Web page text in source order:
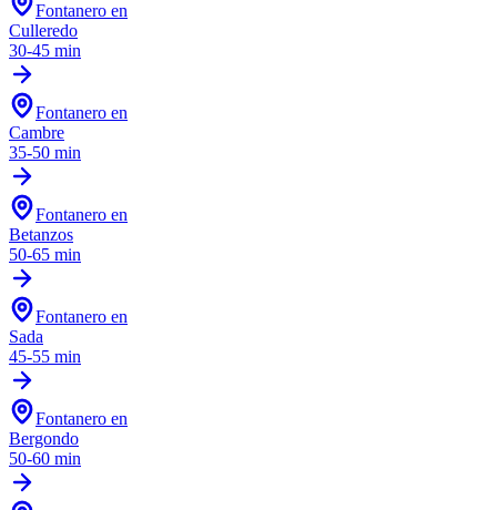
Fontanero en
Culleredo
30-45 min
Fontanero en
Cambre
35-50 min
Fontanero en
Betanzos
50-65 min
Fontanero en
Sada
45-55 min
Fontanero en
Bergondo
50-60 min